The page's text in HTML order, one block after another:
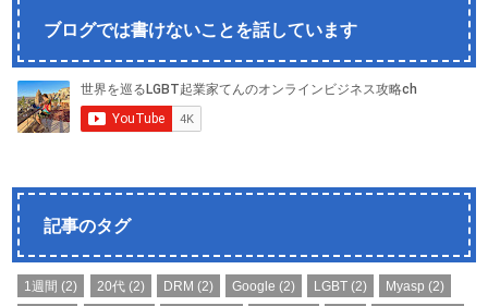
ブログでは書けないことを話しています
記事のタグ
1週間 (2) 20代 (2) DRM (2) Google (2) LGBT (2) Myasp (2)